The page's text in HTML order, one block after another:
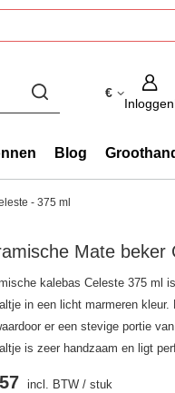
€
Inloggen
Blog
- 375 ml
Mate beker
kalebas Celeste 375 ml
in een licht marmeren kleur.
er een stevige portie
is zeer handzaam en ligt
incl. BTW /stuk